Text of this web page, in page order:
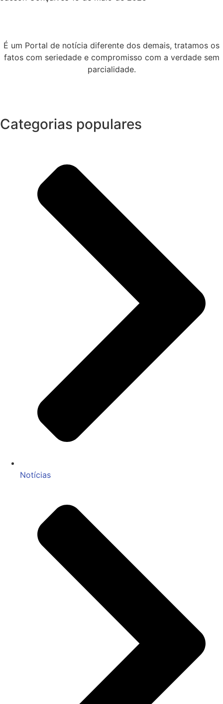
É um Portal de notícia diferente dos demais, tratamos os
fatos com seriedade e compromisso com a verdade sem
parcialidade.
Categorias populares
Notícias